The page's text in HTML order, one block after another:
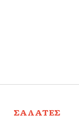
ΣΑΛΑΤΕΣ